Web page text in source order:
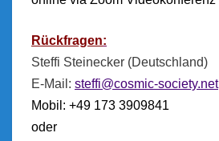
Rückfragen:
Steffi Steinecker (Deutschland)
E-Mail: steffi@cosmic-society.net
Mobil: +49 173 3909841
oder